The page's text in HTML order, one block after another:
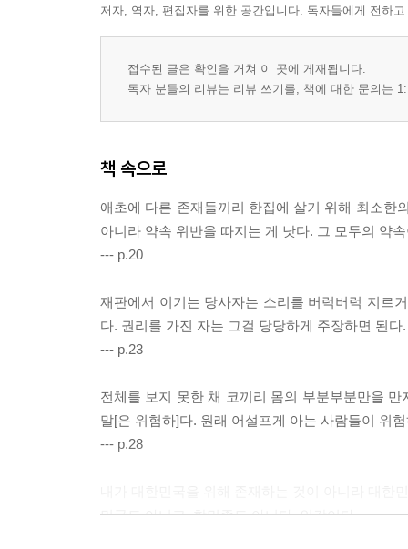
저자, 역자, 편집자를 위한 공간입니다. 독자들에게 전하
접수된 글은 확인을 거쳐 이 곳에 게재됩니다.
독자 분들의 리뷰는 리뷰 쓰기를, 책에 대한 문의는
책 속으로
애초에 다른 존재들끼리 한집에 살기 위해 최소한
아니라 약속 위반을 따지는 게 낫다. 그 모두의 약
--- p.20
재판에서 이기는 당사자는 소리를 버럭버럭 지르
다. 권리를 가진 자는 그걸 당당하게 주장하면 된
--- p.23
전체를 보지 못한 채 코끼리 몸의 부분부분만을
말[은 위험하]다. 원래 어설프게 아는 사람들이 위
--- p.28
민국도 아니고, 한민족도 아니다. 인간이다.